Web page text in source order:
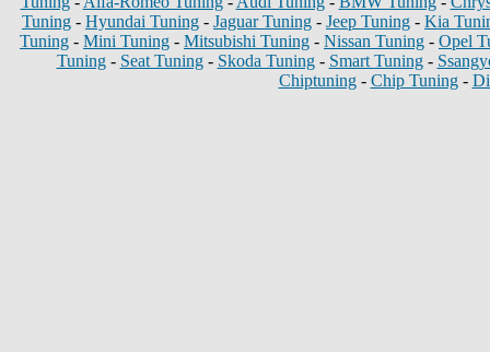
Tuning - Hyundai Tuning - Jaguar Tuning - Jeep Tuning - Kia
Tuning - Mini Tuning - Mitsubishi Tuning - Nissan Tuning - Opel
Tuning- Seat Tuning- Skoda Tuning- Smart Tuning-
Chiptuning- Chip Tuning-